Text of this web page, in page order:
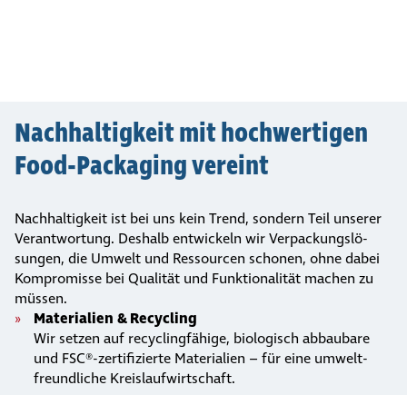
Nach­hal­tig­keit mit hoch­wer­tigen
Food-Packaging vereint
Nachhaltigkeit ist bei uns kein Trend, sondern Teil unserer
Verantwortung. Deshalb entwickeln wir Verpa­ckungs­lö­
sungen, die Umwelt und Ressourcen schonen, ohne dabei
Kompromisse bei Qualität und Funktionalität machen zu
müssen.
Mate­ria­lien & Recycling
Wir setzen auf recy­cling­fä­hige, bio­lo­gisch abbaubare
und FSC®-zer­ti­fi­zierte Mate­ria­lien – für eine umwelt­
freund­li­che Kreis­lauf­wirt­schaft.